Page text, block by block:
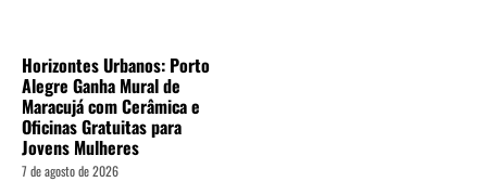
Horizontes Urbanos: Porto
Alegre Ganha Mural de
Maracujá com Cerâmica e
Oficinas Gratuitas para
Jovens Mulheres
7 de agosto de 2026